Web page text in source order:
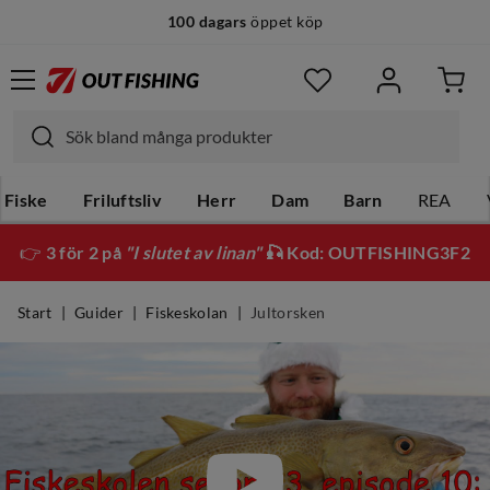
100 dagars öppet köp
Fiske Friluftsliv Herr Dam Barn REA
👉 3 för 2 på "I slutet av linan"🎣 Kod: OUTFISHING3F2
Start Guider Fiskeskolan Jultorsken